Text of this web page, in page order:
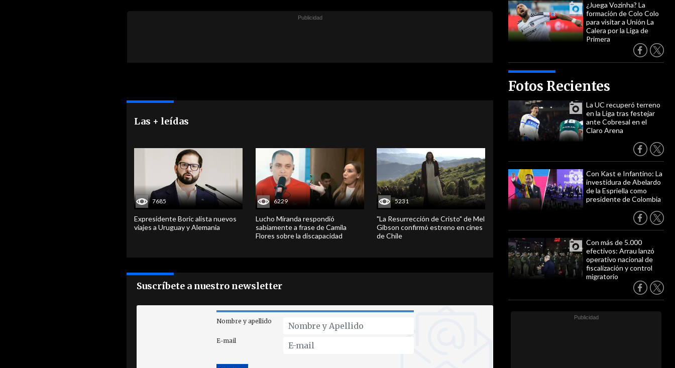
¿Juega Vozinha? La
formación de Colo Colo
para visitar a Unión La
Calera por la Liga de
Primera
Fotos Recientes
La UC recuperó terreno
en la Liga tras festejar
ante Cobresal en el
Claro Arena
Con Kast e Infantino: La
investidura de Abelardo
de la Espriella como
presidente de Colombia
Con más de 5.000
efectivos: Arrau lanzó
operativo nacional de
fiscalización y control
migratorio
Las + leídas
7685
Expresidente Boric alista nuevos
viajes a Uruguay y Alemania
6229
Lucho Miranda respondió
sabiamente a frase de Camila
Flores sobre la discapacidad
5231
"La Resurrección de Cristo" de Mel
Gibson confirmó estreno en cines
de Chile
Suscríbete a nuestro newsletter
Nombre y apellido
E-mail